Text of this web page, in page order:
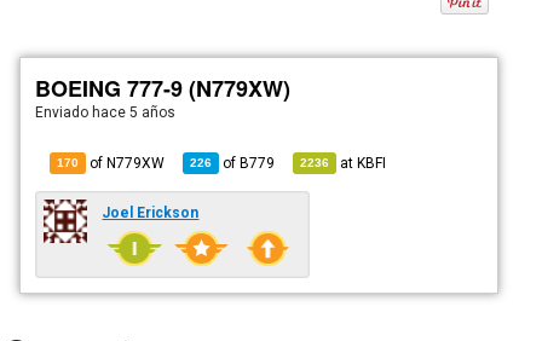
BOEING 777-9 (N779XW)
Enviado hace 5 años
170 of N779XW 226 ofB779 2236 atKBFI
Joel Erickson